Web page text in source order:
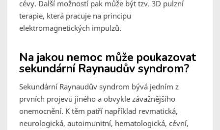
cévy. Další možností pak může být tzv. 3D pulzní
terapie, která pracuje na principu
elektromagnetických impulzů.
Na jakou nemoc může poukazovat
sekundární Raynaudův syndrom?
Sekundární Raynaudův syndrom bývá jedním z
prvních projevů jiného a obvykle závažnějšího
onemocnění. K těm patří například revmatická,
neurologická, autoimunitní, hematologická, cévní,